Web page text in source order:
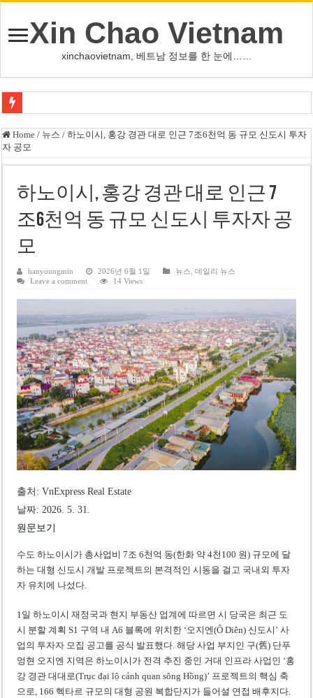
Xin Chao Vietnam
xinchaovietnam, 베트남 정보를 한 눈에……
하노이-하이퐁 고속도로 차량 투석 용의자 신원 확인
베트남 증시 업그레이드, 수십억 달러 유입 전망…수혜주는
하노이 쌍둥이 타워 99층 부지 현장…세계 최고층 빌딩 추진
하노이 부동산 시장, 아파트 선호도 급부상…토지·단독주택 주춤
베트남주식 SST, 2025년 현금 배당 80% 결정…과거 최대 350% 지급 이력
베트남 전자비자 사기 웹사이트 주의…외국인 여행자 피해 경보
베트남, 8월부터 토지·측량 처벌 강화… 기획사 코뮌 위원장 과태료 상한 50
호찌민시, 약 6,500㎡ 토지 용도변경 승인…리조트 개발 추진
Home / 뉴스 / 하노이시, 홍강 경관 대로 인근 7조6천억 동 규모 신도시 투자
자 공모
하노이시, 홍강 경관 대로 인근 7
조6천억 동 규모 신도시 투자자 공
모
hanyoungmin 2026년 6월 1일 뉴스 ,데일리 뉴스
Leave a comment
14 Views
출처: VnExpress Real Estate
날짜: 2026. 5. 31.
원문보기
수도 하노이시가 총사업비 7조 6천억 동(한화 약 4천100 원) 규모에 달
하는 대형 신도시 개발 프로젝트의 본격적인 시동을 걸고 국내외 투자
자 유치에 나섰다.
1일 하노이시 재정국과 현지 부동산 업계에 따르면 시 당국은 최근 도
시 분할 계획 S1 구역 내 A6 블록에 위치한 ‘오지엔(Ô Diên) 신도시’ 사
업의 투자자 모집 공고를 공식 발표했다. 해당 사업 부지인 구(舊) 단푸
엉현 오지엔 지역은 하노이시가 전격 추진 중인 거대 인프라 사업인 ‘홍
강 경관 대대로(Trục đại lộ cảnh quan sông Hồng)’ 프로젝트의 핵심 축
으로, 166 헥타르 규모의 대형 공원 복합단지가 들어설 연접 배후지다.